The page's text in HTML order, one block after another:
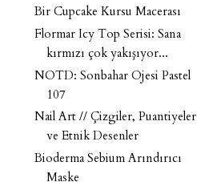
Bir Cupcake Kursu Macerası
Flormar Icy Top Serisi: Sana
kırmızı çok yakışıyor...
NOTD: Sonbahar Ojesi Pastel
107
Nail Art // Çizgiler, Puantiyeler
ve Etnik Desenler
Bioderma Sebium Arındırıcı
Maske